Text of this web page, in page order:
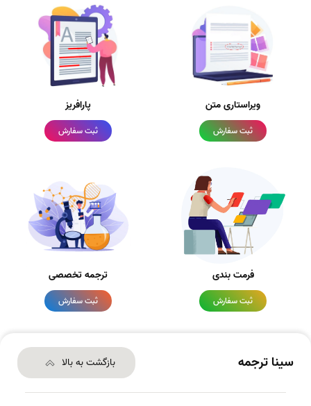
ویراستاری متن
ثبت سفارش
پارافریز
ثبت سفارش
فرمت بندی
ثبت سفارش
ترجمه تخصصی
ثبت سفارش
سینا ترجمه بازگشت به بالا